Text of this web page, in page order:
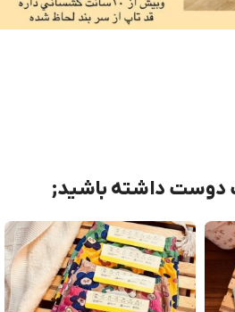
داشته باشید;